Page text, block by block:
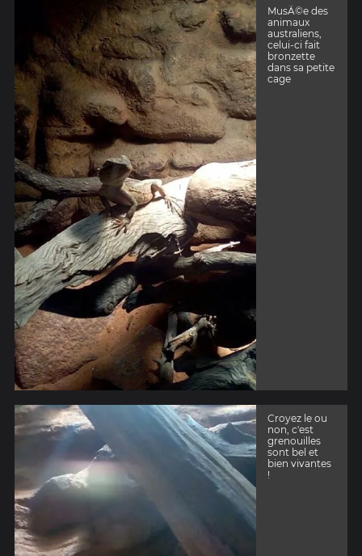
MusÃ©e des
animaux
australiens,
celui-ci fait
bronzette
dans sa petite
cage
Croyez le ou
non, c'est
grenouilles
sont bel et
bien vivantes
!